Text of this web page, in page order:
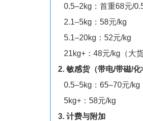
0.5–2kg：首重68元/
2.1–5kg：58元/kg
5.1–20kg：52元/kg
21kg+：48元/kg（大货
2. 敏感货（带电/带磁/化
0.5–5kg：65–70元/kg
5kg+：58元/kg
3. 计费与附加